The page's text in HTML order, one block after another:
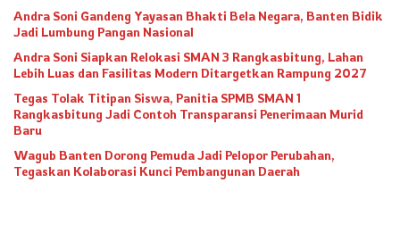
Andra Soni Gandeng Yayasan Bhakti Bela Negara, Banten Bidik
Jadi Lumbung Pangan Nasional
Andra Soni Siapkan Relokasi SMAN 3 Rangkasbitung, Lahan
Lebih Luas dan Fasilitas Modern Ditargetkan Rampung 2027
Tegas Tolak Titipan Siswa, Panitia SPMB SMAN 1
Rangkasbitung Jadi Contoh Transparansi Penerimaan Murid
Baru
Wagub Banten Dorong Pemuda Jadi Pelopor Perubahan,
Tegaskan Kolaborasi Kunci Pembangunan Daerah